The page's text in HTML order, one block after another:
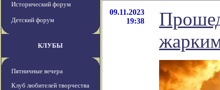
Исторический форум
Детский форум
КЛУБЫ
Пятничные вечера
Клуб любителей творчества
09.11.2023
19:38